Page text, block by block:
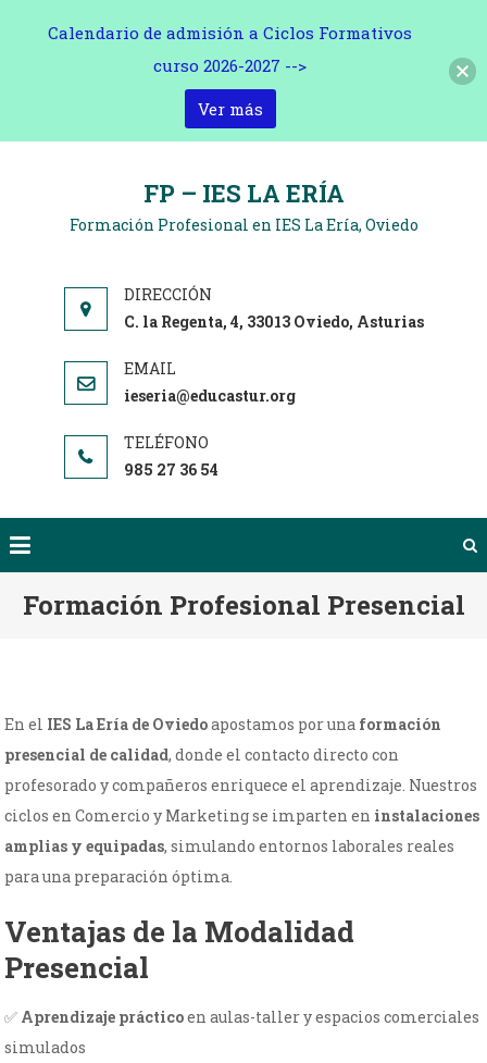
contenido
FP – IES LA ERÍA
Formación Profesional en IES La Ería, Oviedo
C. la Regenta, 4, 33013 Oviedo, Asturias
ieseria@educastur.org
985 27 36 54
Formación Profesional Presencial
En el IES La Ería de Oviedoapostamos por una formación
presencial de calidad, donde el contacto directo con
profesorado y compañeros enriquece el aprendizaje. Nuestros
ciclos en Comercio y Marketing se imparten en instalaciones
amplias y equipadas, simulando entornos laborales reales
para una preparación óptima.
Ventajas de la Modalidad
Presencial
✅ Aprendizaje prácticoen aulas-taller y espacios comerciales
simulados
Calendario de admisión a Ciclos Formativos
curso 2026-2027 -->
Ver más